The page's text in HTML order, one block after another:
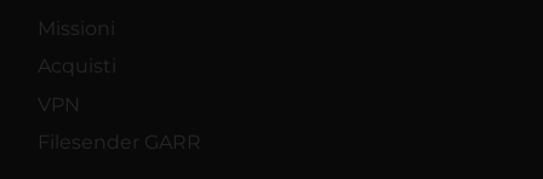
Missioni
Acquisti
VPN
Filesender GARR